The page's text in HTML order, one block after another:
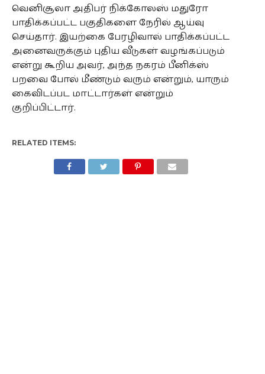
வெனிசூலா அதிபர் நிக்கோலஸ் மதுரோ
பாதிக்கப்பட்ட பகுதிகளை நேரில் ஆய்வு
செய்தார். இயற்கை பேரழிவால் பாதிக்கப்பட்ட
அனைவருக்கும் புதிய வீடுகள் வழங்கப்படும்
என்று கூறிய அவர், அந்த நகரம் பீனிக்ஸ்
பறவை போல் மீண்டும் வரும் என்றும், யாரும்
கைவிடப்பட மாட்டார்கள் என்றும்
குறிப்பிட்டார்.
RELATED ITEMS: